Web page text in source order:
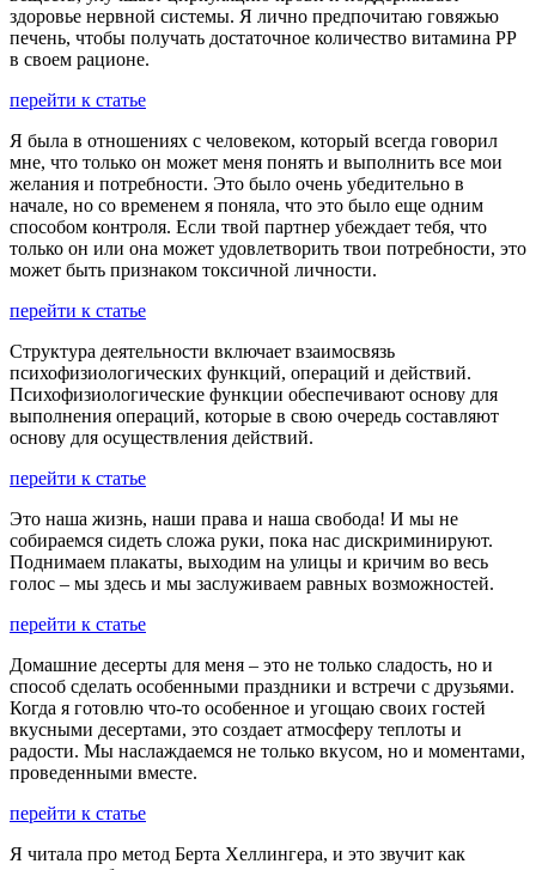
здоровье нервной системы. Я лично предпочитаю говяжью
печень, чтобы получать достаточное количество витамина РР
в своем рационе.
перейти к статье
Я была в отношениях с человеком, который всегда говорил
мне, что только он может меня понять и выполнить все мои
желания и потребности. Это было очень убедительно в
начале, но со временем я поняла, что это было еще одним
способом контроля. Если твой партнер убеждает тебя, что
только он или она может удовлетворить твои потребности, это
может быть признаком токсичной личности.
перейти к статье
Структура деятельности включает взаимосвязь
психофизиологических функций, операций и действий.
Психофизиологические функции обеспечивают основу для
выполнения операций, которые в свою очередь составляют
основу для осуществления действий.
перейти к статье
Это наша жизнь, наши права и наша свобода! И мы не
собираемся сидеть сложа руки, пока нас дискриминируют.
Поднимаем плакаты, выходим на улицы и кричим во весь
голос – мы здесь и мы заслуживаем равных возможностей.
перейти к статье
Домашние десерты для меня – это не только сладость, но и
способ сделать особенными праздники и встречи с друзьями.
Когда я готовлю что-то особенное и угощаю своих гостей
вкусными десертами, это создает атмосферу теплоты и
радости. Мы наслаждаемся не только вкусом, но и моментами,
проведенными вместе.
перейти к статье
Я читала про метод Берта Хеллингера, и это звучит как